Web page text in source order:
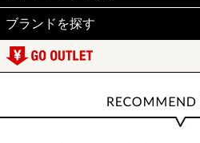
ブランドを探す